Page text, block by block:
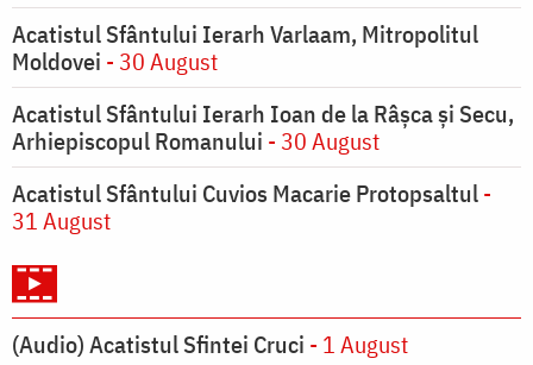
Acatistul Sfântului Ierarh Varlaam, Mitropolitul
Moldovei - 30 August
Acatistul Sfântului Ierarh Ioan de la Râşca şi Secu,
Arhiepiscopul Romanului - 30 August
Acatistul Sfântului Cuvios Macarie Protopsaltul-
31 August
(Audio) Acatistul Sfintei Cruci - 1 August